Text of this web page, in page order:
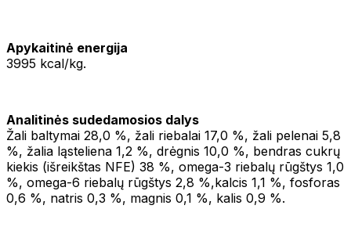
Apykaitinė energija
3995 kcal/kg.
Analitinės sudedamosios dalys
Žali baltymai 28,0 %, žali riebalai 17,0 %, žali pelenai 5,8
%, žalia ląsteliena 1,2 %, drėgnis 10,0 %, bendras cukrų
kiekis (išreikštas NFE) 38 %, omega-3 riebalų rūgštys 1,0
%, omega-6 riebalų rūgštys 2,8 %,kalcis 1,1 %, fosforas
0,6 %, natris 0,3 %, magnis 0,1 %, kalis 0,9 %.